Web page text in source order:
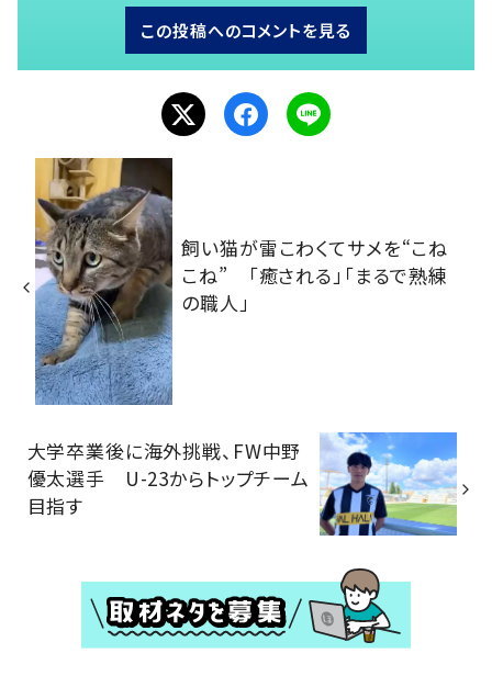
この投稿へのコメントを見る
飼い猫が雷こわくてサメを“こね
こね” 「癒される」「まるで熟練
の職人」
大学卒業後に海外挑戦、FW中野
優太選手 U-23からトップチーム
目指す